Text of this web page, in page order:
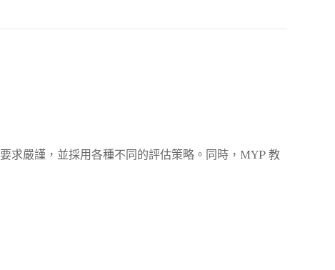
求嚴謹，並採用各種不同的評估策略。同時，MYP 教